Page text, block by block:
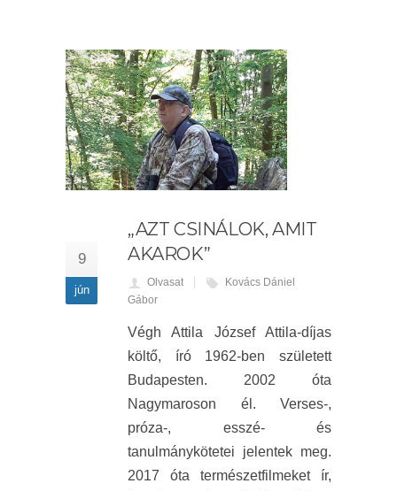
9
jún
„AZT CSINÁLOK, AMIT
AKAROK”
Olvasat
Kovács Dániel
Gábor
Végh Attila József Attila-díjas
költő, író 1962-ben született
Budapesten. 2002 óta
Nagymaroson él. Verses-,
próza-, esszé- és
tanulmánykötetei jelentek meg.
2017 óta természetfilmeket ír,